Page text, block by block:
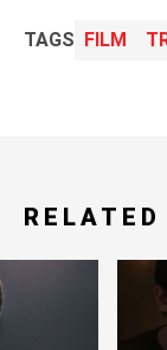
TAGS FILM